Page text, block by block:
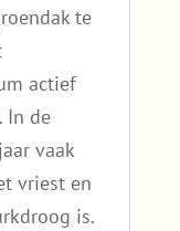
te
actief
In de
vaak
vriest en
is.